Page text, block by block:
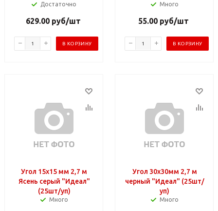
Достаточно
629.00руб/шт
В КОРЗИНУ
Много
55.00 руб/шт
В КОРЗИНУ
Угол 15х15 мм 2,7 м
Ясень серый "Идеал"
(25шт/уп)
Много
Угол 30х30мм 2,7 м
черный "Идеал" (25шт/
уп)
Много